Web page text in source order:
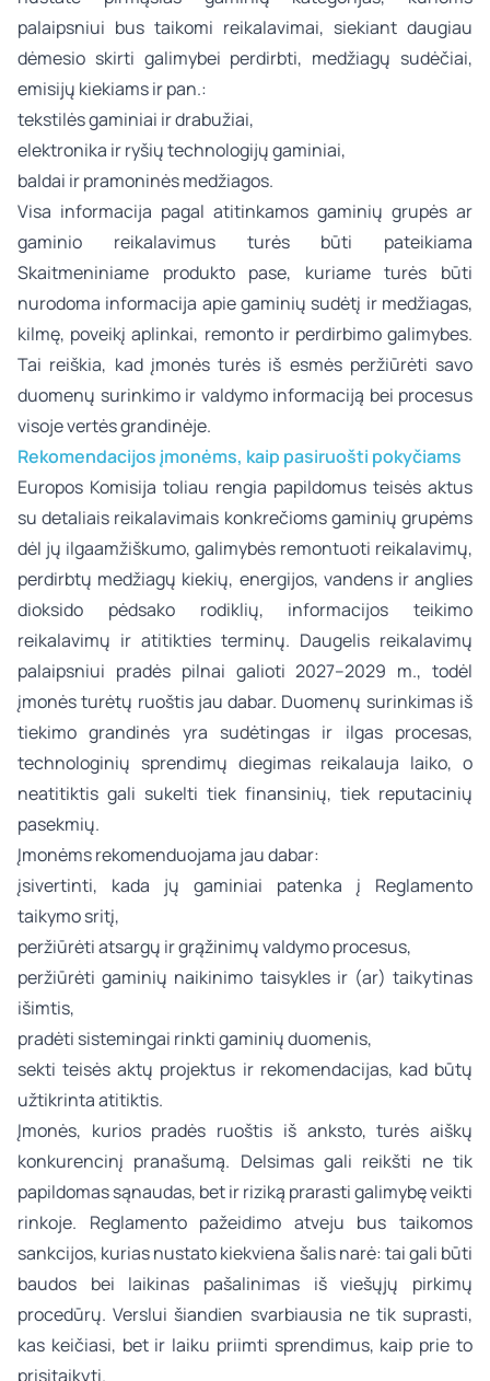
palaipsniui bus taikomi reikalavimai, siekiant daugiau
dėmesio skirti galimybei perdirbti, medžiagų sudėčiai,
emisijų kiekiams ir pan.:
tekstilės gaminiai ir drabužiai,
elektronika ir ryšių technologijų gaminiai,
baldai ir pramoninės medžiagos.
Visa informacija pagal atitinkamos gaminių grupės ar
gaminio reikalavimus turės būti pateikiama
Skaitmeniniame produkto pase, kuriame turės būti
nurodoma informacija apie gaminių sudėtį ir medžiagas,
kilmę, poveikį aplinkai, remonto ir perdirbimo galimybes.
Tai reiškia, kad įmonės turės iš esmės peržiūrėti savo
duomenų surinkimo ir valdymo informaciją bei procesus
visoje vertės grandinėje.
Rekomendacijos įmonėms, kaip pasiruošti pokyčiams
Europos Komisija toliau rengia papildomus teisės aktus
su detaliais reikalavimais konkrečioms gaminių grupėms
dėl jų ilgaamžiškumo, galimybės remontuoti reikalavimų,
perdirbtų medžiagų kiekių, energijos, vandens ir anglies
dioksido pėdsako rodiklių, informacijos teikimo
reikalavimų ir atitikties terminų. Daugelis reikalavimų
palaipsniui pradės pilnai galioti 2027–2029 m., todėl
įmonės turėtų ruoštis jau dabar. Duomenų surinkimas iš
tiekimo grandinės yra sudėtingas ir ilgas procesas,
technologinių sprendimų diegimas reikalauja laiko, o
neatitiktis gali sukelti tiek finansinių, tiek reputacinių
pasekmių.
Įmonėms rekomenduojama jau dabar:
įsivertinti, kada jų gaminiai patenka į Reglamento
taikymo sritį,
peržiūrėti atsargų ir grąžinimų valdymo procesus,
peržiūrėti gaminių naikinimo taisykles ir (ar) taikytinas
išimtis,
pradėti sistemingai rinkti gaminių duomenis,
sekti teisės aktų projektus ir rekomendacijas, kad būtų
užtikrinta atitiktis.
Įmonės, kurios pradės ruoštis iš anksto, turės aiškų
konkurencinį pranašumą. Delsimas gali reikšti ne tik
papildomas sąnaudas, bet ir riziką prarasti galimybę veikti
rinkoje. Reglamento pažeidimo atveju bus taikomos
sankcijos, kurias nustato kiekviena šalis narė: tai gali būti
baudos bei laikinas pašalinimas iš viešųjų pirkimų
procedūrų. Verslui šiandien svarbiausia ne tik suprasti,
kas keičiasi, bet ir laiku priimti sprendimus, kaip prie to
prisitaikyti.